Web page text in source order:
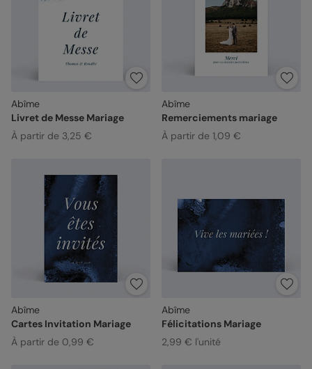
Abîme
Livret de Messe Mariage
À partir de 3,25 €
Abîme
Remerciements mariage
À partir de 1,09 €
Abîme
Cartes Invitation Mariage
À partir de 0,99 €
Abîme
Félicitations Mariage
2,99 € l'unité